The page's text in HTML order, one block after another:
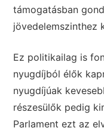
támogatásban
jövedelemszinthez
Ez politikailag is
nyugdíjból élők
nyugdíjúak
részesülők pedig
Parlament ezt az